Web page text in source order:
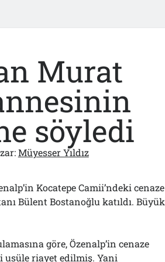
Murat
söyledi
Müyesser Yıldız
Kocatepe Camii’ndeki cenaze
Bülent Bostanoğlu katıldı. Büyük
göre, Özenalp’in cenaze
usüle riayet edilmiş. Yani